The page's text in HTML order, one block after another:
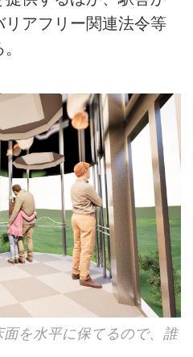
リアフリー関連法令等
を水平に保てるので、誰